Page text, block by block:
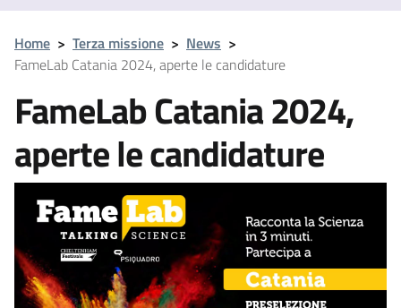
Home > Terza missione > News >
FameLab Catania 2024, aperte le candidature
FameLab Catania 2024,
aperte le candidature